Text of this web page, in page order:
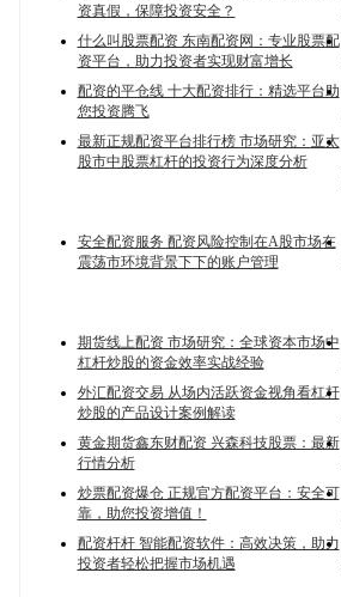
资真假，保障投资安全？
什么叫股票配资 东南配资网：专业股票配
资平台，助力投资者实现财富增长
配资的平仓线 十大配资排行：精选平台助
您投资腾飞
最新正规配资平台排行榜 市场研究：亚太
股市中股票杠杆的投资行为深度分析
安全配资服务 配资风险控制在A股市场在
震荡市环境背景下下的账户管理
期货线上配资 市场研究：全球资本市场中
杠杆炒股的资金效率实战经验
外汇配资交易 从场内活跃资金视角看杠杆
炒股的产品设计案例解读
黄金期货鑫东财配资 兴森科技股票：最新
行情分析
炒票配资爆仓 正规官方配资平台：安全可
靠，助您投资增值！
配资杆杆 智能配资软件：高效决策，助力
投资者轻松把握市场机遇